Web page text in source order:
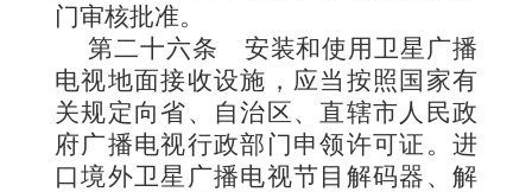
门审核批准。
第二十六条 安装和使用卫星广播
电视地面接收设施，应当按照国家有
关规定向省、自治区、直辖市人民政
府广播电视行政部门申领许可证。进
口境外卫星广播电视节目解码器、解